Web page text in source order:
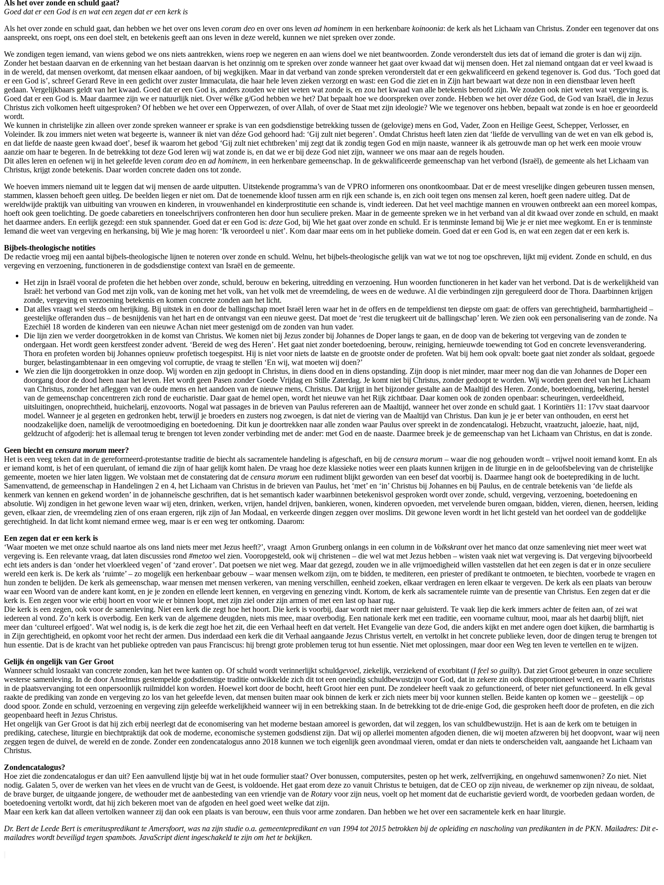
Als het over zonde en schuld gaat?
Goed dat er een God is en wat een zegen dat er een kerk is
Als het over zonde en schuld gaat, dan hebben we het over ons leven coram deo en over ons leven ad hominem in een herkenbare koinoonia: de kerk als het Lichaam van Christus. Zonder een tegenover dat ons
aanspreekt, ons roept, ons een doel stelt, en betekenis geeft aan ons leven in deze wereld, kunnen we niet spreken over zonde.
We zondigen tegen iemand, van wiens gebod we ons niets aantrekken, wiens roep we negeren en aan wiens doel we niet beantwoorden. Zonde veronderstelt dus iets dat of iemand die groter is dan wij zijn.
Zonder het bestaan daarvan en de erkenning van het bestaan daarvan is het onzinnig om te spreken over zonde wanneer het gaat over kwaad dat wij mensen doen. Het zal niemand ontgaan dat er veel kwaad is
in de wereld, dat mensen overkomt, dat mensen elkaar aandoen, of bij wegkijken. Maar in dat verband van zonde spreken veronderstelt dat er een gekwalificeerd en gekend tegenover is. God dus. ‘Toch goed dat
er een God is’, schreef Gerard Reve in een gedicht over zuster Immaculata, die haar hele leven zieken verzorgt en wast: een God die ziet en in Zijn hart bewaart wat deze non in een dienstbaar leven heeft
gedaan. Vergelijkbaars geldt van het kwaad. Goed dat er een God is, anders zouden we niet weten wat zonde is, en zou het kwaad van alle betekenis beroofd zijn. We zouden ook niet weten wat vergeving is.
Goed dat er een God is. Maar daarmee zijn we er natuurlijk niet. Over wélke g/God hebben we het? Dat bepaalt hoe we doorspreken over zonde. Hebben we het over déze God, de God van Israël, die in Jezus
Christus zich volkomen heeft uitgesproken? Of hebben we het over een Opperwezen, of over Allah, of over de Staat met zijn ideologie? Wie we tegenover ons hebben, bepaalt wat zonde is en hoe er geoordeeld
wordt.
We kunnen in christelijke zin alleen over zonde spreken wanneer er sprake is van een godsdienstige betrekking tussen de (gelovige) mens en God, Vader, Zoon en Heilige Geest, Schepper, Verlosser, en
Voleinder. Ik zou immers niet weten wat begeerte is, wanneer ik niet van déze God gehoord had: ‘Gij zult niet begeren’. Omdat Christus heeft laten zien dat ‘liefde de vervulling van de wet en van elk gebod is,
en dat liefde de naaste geen kwaad doet’, besef ik waarom het gebod ‘Gij zult niet echtbreken’ mij zegt dat ik zondig tegen God en mijn naaste, wanneer ik als getrouwde man op het werk een mooie vrouw
aanzie om haar te begeren. In de betrekking tot deze God leren wij wat zonde is, en dat we er bij deze God niet zijn, wanneer we ons maar aan de regels houden.
Dit alles leren en oefenen wij in het geleefde leven coram deo en ad hominem, in een herkenbare gemeenschap. In de gekwalificeerde gemeenschap van het verbond (Israël), de gemeente als het Lichaam van
Christus, krijgt zonde betekenis. Daar worden concrete daden ons tot zonde.
We hoeven immers niemand uit te leggen dat wij mensen de aarde uitputten. Uitstekende programma’s van de VPRO informeren ons onontkoombaar. Dat er de meest vreselijke dingen gebeuren tussen mensen,
stammen, klassen behoeft geen uitleg. De beelden liegen er niet om. Dat de toenemende kloof tussen arm en rijk een schande is, en zich ooit tegen ons mensen zal keren, hoeft geen nadere uitleg. Dat de
wereldwijde praktijk van uitbuiting van vrouwen en kinderen, in vrouwenhandel en kinderprostitutie een schande is, vindt iedereen. Dat het veel machtige mannen en vrouwen ontbreekt aan een moreel kompas,
hoeft ook geen toelichting. De goede cabaretiers en toneelschrijvers confronteren hen door hun seculiere preken. Maar in de gemeente spreken we in het verband van al dit kwaad over zonde en schuld, en maakt
het daarmee anders. En eerlijk gezegd: een stuk spannender. Goed dat er een God is: deze God bij Wie het gaat over zonde en schuld. Er is tenminste Iemand bij Wie je er niet mee wegkomt. En er is tenminste
Iemand die weet van vergeving en herkansing, bij Wie je mag horen: ‘Ik veroordeel u niet’. Kom daar maar eens om in het publieke domein. Goed dat er een God is, en wat een zegen dat er een kerk is.
Bijbels-theologische notities
De redactie vroeg mij een aantal bijbels-theologische lijnen te noteren over zonde en schuld. Welnu, het bijbels-theologische gelijk van wat we tot nog toe opschreven, lijkt mij evident. Zonde en schuld, en dus
vergeving en verzoening, functioneren in de godsdienstige context van Israël en de gemeente.
Het zijn in Israël vooral de profeten die het hebben over zonde, schuld, berouw en bekering, uitredding en verzoening. Hun woorden functioneren in het kader van het verbond. Dat is de werkelijkheid van
Israël: het verbond van God met zijn volk, van de koning met het volk, van het volk met de vreemdeling, de wees en de weduwe. Al die verbindingen zijn gereguleerd door de Thora. Daarbinnen krijgen
zonde, vergeving en verzoening betekenis en komen concrete zonden aan het licht.
Dat alles vraagt wel steeds om herijking. Bij uitstek in en door de ballingschap moet Israël leren waar het in de offers en de tempeldienst ten diepste om gaat: de offers van gerechtigheid, barmhartigheid –
geestelijke offeranden dus – de besnijdenis van het hart en de ontvangst van een nieuwe geest. Dat moet de ‘rest die terugkeert uit de ballingschap’ leren. We zien ook een personalisering van de zonde. Na
Ezechiël 18 worden de kinderen van een nieuwe Achan niet meer gestenigd om de zonden van hun vader.
Die lijn zien we verder doorgetrokken in de komst van Christus. We komen niet bij Jezus zonder bij Johannes de Doper langs te gaan, en de doop van de bekering tot vergeving van de zonden te
ondergaan. Het wordt geen kerstfeest zonder advent. ‘Bereid de weg des Heren’. Het gaat niet zonder boetedoening, berouw, reiniging, hernieuwde toewending tot God en concrete levensverandering.
Thora en profeten worden bij Johannes opnieuw profetisch toegespitst. Hij is niet voor niets de laatste en de grootste onder de profeten. Wat bij hem ook opvalt: boete gaat niet zonder als soldaat, gegoede
burger, belastingambtenaar in een omgeving vol corruptie, de vraag te stellen ‘En wij, wat moeten wij doen?’
We zien die lijn doorgetrokken in onze doop. Wij worden en zijn gedoopt in Christus, in diens dood en in diens opstanding. Zijn doop is niet minder, maar meer nog dan die van Johannes de Doper een
doorgang door de dood heen naar het leven. Het wordt geen Pasen zonder Goede Vrijdag en Stille Zaterdag. Je komt niet bij Christus, zonder gedoopt te worden. Wij worden geen deel van het Lichaam
van Christus, zonder het afleggen van de oude mens en het aandoen van de nieuwe mens, Christus. Dat krijgt in het bijzonder gestalte aan de Maaltijd des Heren. Zonde, boetedoening, bekering, herstel
van de gemeenschap concentreren zich rond de eucharistie. Daar gaat de hemel open, wordt het nieuwe van het Rijk zichtbaar. Daar komen ook de zonden openbaar: scheuringen, verdeeldheid,
uitsluitingen, onoprechtheid, huichelarij, enzovoorts. Nogal wat passages in de brieven van Paulus refereren aan de Maaltijd, wanneer het over zonde en schuld gaat. 1 Korintiërs 11: 17vv staat daarvoor
model. Wanneer je al gegeten en gedronken hebt, terwijl je broeders en zusters nog zwoegen, is dat niet de viering van de Maaltijd van Christus. Dan kun je je er beter van onthouden, en eerst het
noodzakelijke doen, namelijk de verootmoediging en boetedoening. Dit kun je doortrekken naar alle zonden waar Paulus over spreekt in de zondencatalogi. Hebzucht, vraatzucht, jaloezie, haat, nijd,
geldzucht of afgoderij: het is allemaal terug te brengen tot leven zonder verbinding met de ander: met God en de naaste. Daarmee breek je de gemeenschap van het Lichaam van Christus, en dat is zonde.
Geen biecht en censura morum meer?
Het is een veeg teken dat in de gereformeerd-protestantse traditie de biecht als sacramentele handeling is afgeschaft, en bij de censura morum – waar die nog gehouden wordt – vrijwel nooit iemand komt. En als
er iemand komt, is het of een querulant, of iemand die zijn of haar gelijk komt halen. De vraag hoe deze klassieke noties weer een plaats kunnen krijgen in de liturgie en in de geloofsbeleving van de christelijke
gemeente, moeten we hier laten liggen. We volstaan met de constatering dat de censura morum een rudiment blijkt geworden van een besef dat voorbij is. Daarmee hangt ook de boeteprediking in de lucht.
Samenvattend, de gemeenschap in Handelingen 2 en 4, het Lichaam van Christus in de brieven van Paulus, het ‘met’ en ‘in’ Christus bij Johannes en bij Paulus, en de centrale betekenis van ‘de liefde als
kenmerk van kennen en gekend worden’ in de johanneïsche geschriften, dat is het semantisch kader waarbinnen betekenisvol gesproken wordt over zonde, schuld, vergeving, verzoening, boetedoening en
absolutie. Wij zondigen in het gewone leven waar wij eten, drinken, werken, vrijen, handel drijven, bankieren, wonen, kinderen opvoeden, met vervelende buren omgaan, bidden, vieren, dienen, heersen, leiding
geven, elkaar zien, de vreemdeling zien of ons eraan ergeren, rijk zijn of Jan Modaal, en verkeerde dingen zeggen over moslims. Dit gewone leven wordt in het licht gesteld van het oordeel van de goddelijke
gerechtigheid. In dat licht komt niemand ermee weg, maar is er een weg ter ontkoming. Daarom:
Een zegen dat er een kerk is
‘Waar moeten we met onze schuld naartoe als ons land niets meer met Jezus heeft?’, vraagt Arnon Grunberg onlangs in een column in de Volkskrantover het manco dat onze samenleving niet meer weet wat
vergeving is. Een relevante vraag, dat laten discussies rond #metoo wel zien. Vooropgesteld, ook wij christenen – die wel wat met Jezus hebben – wisten vaak niet wat vergeving is. Dat vergeving bijvoorbeeld
echt iets anders is dan ‘onder het vloerkleed vegen’ of ‘zand erover’. Dat poetsen we niet weg. Maar dat gezegd, zouden we in alle vrijmoedigheid willen vaststellen dat het een zegen is dat er in onze seculiere
wereld een kerk is. De kerk als ‘ruimte’ – zo mogelijk een herkenbaar gebouw – waar mensen welkom zijn, om te bidden, te mediteren, een priester of predikant te ontmoeten, te biechten, voorbede te vragen en
hun zonden te belijden. De kerk als gemeenschap, waar mensen met mensen verkeren, van mening verschillen, eenheid zoeken, elkaar verdragen en leren elkaar te vergeven. De kerk als een plaats van berouw
waar een Woord van de andere kant komt, en je je zonden en ellende leert kennen, en vergeving en genezing vindt. Kortom, de kerk als sacramentele ruimte van de presentie van Christus. Een zegen dat er die
kerk is. Een zegen voor wie erbij hoort en voor wie er binnen loopt, met zijn ziel onder zijn armen of met een last op haar rug.
Die kerk is een zegen, ook voor de samenleving. Niet een kerk die zegt hoe het hoort. Die kerk is voorbij, daar wordt niet meer naar geluisterd. Te vaak liep die kerk immers achter de feiten aan, of zei wat
iedereen al vond. Zo’n kerk is overbodig. Een kerk van de algemene deugden, niets mis mee, maar overbodig. Een nationale kerk met een traditie, een voorname cultuur, mooi, maar als het daarbij blijft, niet
meer dan ‘cultureel erfgoed’. Wat wel nodig is, is de kerk die zegt hoe het zit, die een Verhaal heeft en dat vertelt. Het Evangelie van deze God, die anders kijkt en met andere ogen doet kijken, die barmhartig is
in Zijn gerechtigheid, en opkomt voor het recht der armen. Dus inderdaad een kerk die dit Verhaal aangaande Jezus Christus vertelt, en vertolkt in het concrete publieke leven, door de dingen terug te brengen tot
hun essentie. Dat is de kracht van het publieke optreden van paus Franciscus: hij brengt grote problemen terug tot hun essentie. Niet met oplossingen, maar door een Weg ten leven te vertellen en te wijzen.
Gelijk én ongelijk van Ger Groot
Wanneer schuld losraakt van concrete zonden, kan het twee kanten op. Of schuld wordt verinnerlijkt schuldgevoel, ziekelijk, verziekend of exorbitant (I feel so guilty). Dat ziet Groot gebeuren in onze seculiere
westerse samenleving. In de door Anselmus gestempelde godsdienstige traditie ontwikkelde zich dit tot een oneindig schuldbewustzijn voor God, dat in zekere zin ook disproportioneel werd, en waarin Christus
in de plaatsvervanging tot een onpersoonlijk ruilmiddel kon worden. Hoewel kort door de bocht, heeft Groot hier een punt. De zondeleer heeft vaak zo gefunctioneerd, of beter niet gefunctioneerd. In elk geval
raakte de prediking van zonde en vergeving zo los van het geleefde leven, dat mensen buiten maar ook binnen de kerk er zich niets meer bij voor kunnen stellen. Beide kanten op komen we – geestelijk – op
dood spoor. Zonde en schuld, verzoening en vergeving zijn geleefde werkelijkheid wanneer wij in een betrekking staan. In de betrekking tot de drie-enige God, die gesproken heeft door de profeten, en die zich
geopenbaard heeft in Jezus Christus.
Het ongelijk van Ger Groot is dat hij zich erbij neerlegt dat de economisering van het moderne bestaan amoreel is geworden, dat wil zeggen, los van schuldbewustzijn. Het is aan de kerk om te betuigen in
prediking, catechese, liturgie en biechtpraktijk dat ook de moderne, economische systemen godsdienst zijn. Dat wij op allerlei momenten afgoden dienen, die wij moeten afzweren bij het doopvont, waar wij neen
zeggen tegen de duivel, de wereld en de zonde. Zonder een zondencatalogus anno 2018 kunnen we toch eigenlijk geen avondmaal vieren, omdat er dan niets te onderscheiden valt, aangaande het Lichaam van
Christus.
Zondencatalogus?
Hoe ziet die zondencatalogus er dan uit? Een aanvullend lijstje bij wat in het oude formulier staat? Over bonussen, computersites, pesten op het werk, zelfverrijking, en ongehuwd samenwonen? Zo niet. Niet
nodig. Galaten 5, over de werken van het vlees en de vrucht van de Geest, is voldoende. Het gaat erom deze zo vanuit Christus te betuigen, dat de CEO op zijn niveau, de werknemer op zijn niveau, de soldaat,
de brave burger, de uitgaande jongere, de wethouder met de aanbesteding van een vriendje van de Rotary voor zijn neus, voelt op het moment dat de eucharistie gevierd wordt, de voorbeden gedaan worden, de
boetedoening vertolkt wordt, dat hij zich bekeren moet van de afgoden en heel goed weet welke dat zijn.
Maar een kerk kan dat alleen vertolken wanneer zij dan ook een plaats is van berouw, een thuis voor arme zondaren. Dan hebben we het over een sacramentele kerk en haar liturgie.
Dr. Bert de Leede Bert is emerituspredikant te Amersfoort, was na zijn studie o.a. gemeentepredikant en van 1994 tot 2015 betrokken bij de opleiding en nascholing van predikanten in de PKN. Mailadres: Dit e-
mailadres wordt beveiligd tegen spambots. JavaScript dient ingeschakeld te zijn om het te bekijken.